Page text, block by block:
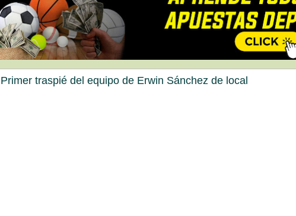
Primer traspié del equipo de Erwin Sánchez de local